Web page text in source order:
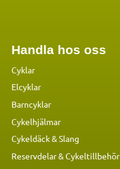
Handla hos oss
Cyklar
Elcyklar
Barncyklar
Cykelhjälmar
Cykeldäck & Slang
Reservdelar&Cykeltillbehör